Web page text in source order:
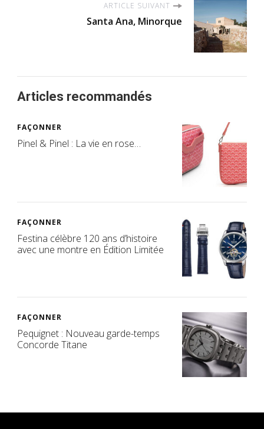
ARTICLE SUIVANT
Santa Ana, Minorque
Articles recommandés
FAÇONNER
Pinel & Pinel : La vie en rose…
FAÇONNER
Festina célèbre 120 ans d’histoire
avec une montre en Édition Limitée
FAÇONNER
Pequignet : Nouveau garde-temps
Concorde Titane